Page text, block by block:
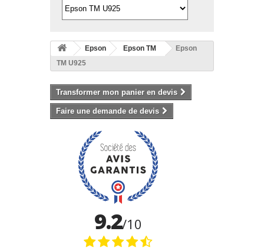
Epson Epson TM
Epson
TM U925
Transformer mon panier en devis
Faire une demande de devis